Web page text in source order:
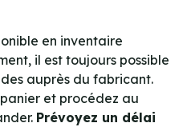
en inventaire
il est toujours possible
auprès du fabricant.
et procédez au
Prévoyez un délai